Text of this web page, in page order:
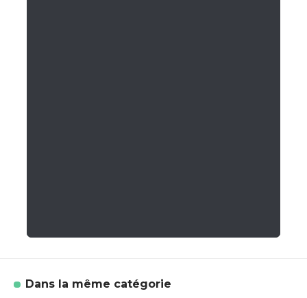
Dans la même catégorie